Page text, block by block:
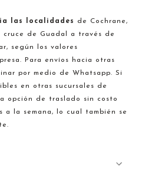
las localidades de Cochrane,
de Guadal a través de
según los valores
Para envíos hacia otras
por medio de Whatsapp. Si
en otras sucursales de
opción de traslado sin costo
a la semana, lo cual también se